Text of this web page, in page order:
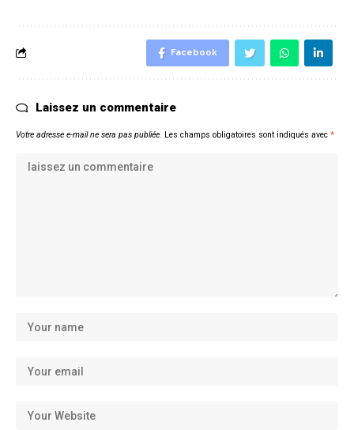
Facebook
Laissez un commentaire
Votre adresse e-mail ne sera pas publiée. Les champs obligatoires sont indiqués avec *